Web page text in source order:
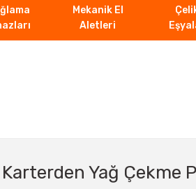
Mekanik El
Aletleri
Yağ Çekme